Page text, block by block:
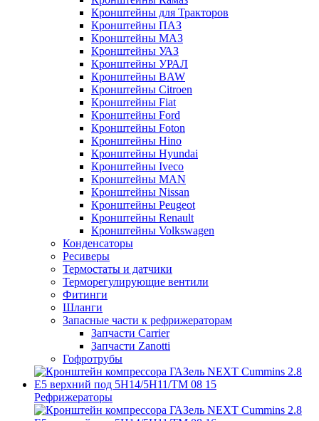
Кронштейны для Тракторов
Кронштейны ПАЗ
Кронштейны МАЗ
Кронштейны УАЗ
Кронштейны УРАЛ
Кронштейны BAW
Кронштейны Citroen
Кронштейны Fiat
Кронштейны Ford
Кронштейны Foton
Кронштейны Hino
Кронштейны Hyundai
Кронштейны Iveco
Кронштейны MAN
Кронштейны Nissan
Кронштейны Peugeot
Кронштейны Renault
Кронштейны Volkswagen
Конденсаторы
Ресиверы
Термостаты и датчики
Терморегулирующие вентили
Фитинги
Шланги
Запасные части к рефрижераторам
Запчасти Carrier
Запчасти Zanotti
Гофротрубы
Рефрижераторы